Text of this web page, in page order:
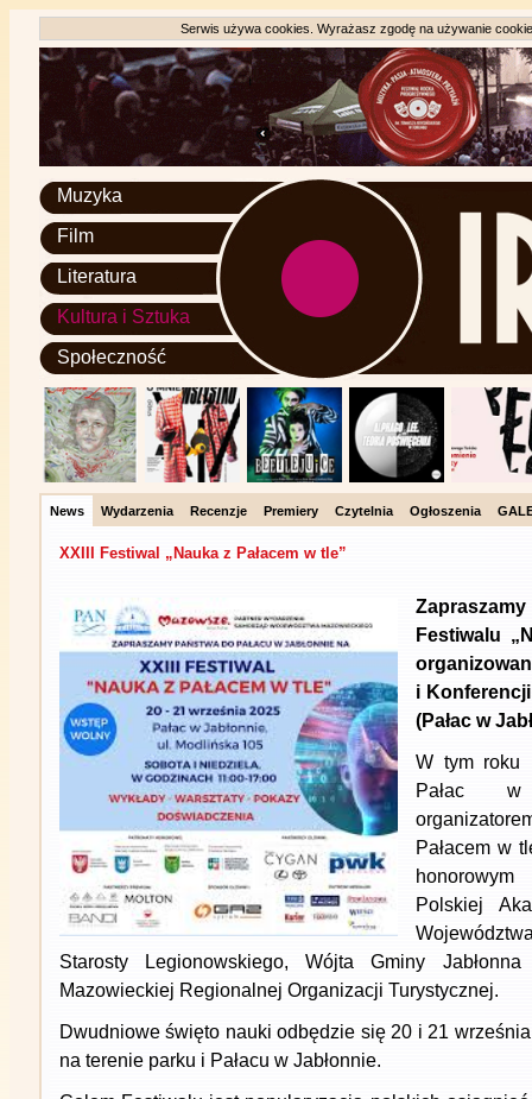
Serwis używa cookies. Wyrażasz zgodę na używanie
Muzyka
Film
Literatura
Kultura i Sztuka
Społeczność
News Wydarzenia Recenzje Premiery Czytelnia Ogłoszenia
XXIII Festiwal „Nauka z Pałacem w tle”
Festiwalu
i
(Pałac w
W tym roku
Pałac w
Pałacem w
Polskiej
Starosty Legionowskiego, Wójta Gminy
Mazowieckiej Regionalnej Organizacji Turystycznej.
Dwudniowe święto nauki odbędzie się 20 i 21
na terenie parku i Pałacu w Jabłonnie.